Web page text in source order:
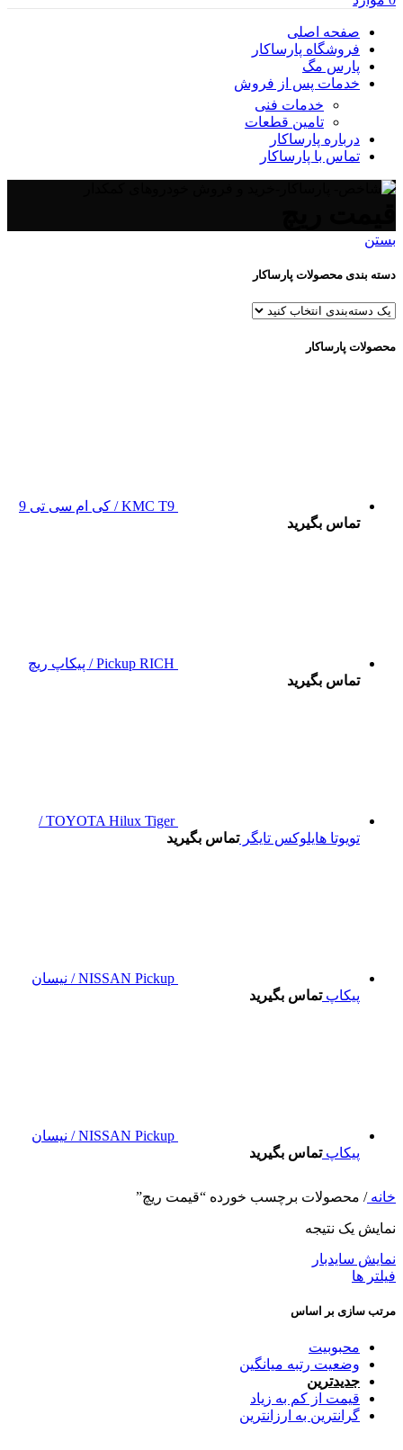
صفحه اصلی
فروشگاه پارساکار
پارس مگ
خدمات پس از فروش
خدمات فنی
تامین قطعات
درباره پارساکار
تماس با پارساکار
بستن
دسته بندی محصولات پارساکار
محصولات پارساکار
KMC T9 / کی ام سی تی 9
تماس بگیرید
Pickup RICH / پیکاپ ریچ
تماس بگیرید
TOYOTA Hilux Tiger /
تویوتا هایلوکس تایگرتماس بگیرید
NISSAN Pickup / نیسان
پیکاپتماس بگیرید
NISSAN Pickup / نیسان
پیکاپتماس بگیرید
خانه/ محصولات برچسب خورده “قیمت ریچ”
نمایش یک نتیجه
نمایش سایدبار
فیلتر ها
مرتب سازی بر اساس
محبوبیت
وضعیت رتبه میانگین
جدیدترین
قیمت از کم به زیاد
گرانترین به ارزانترین